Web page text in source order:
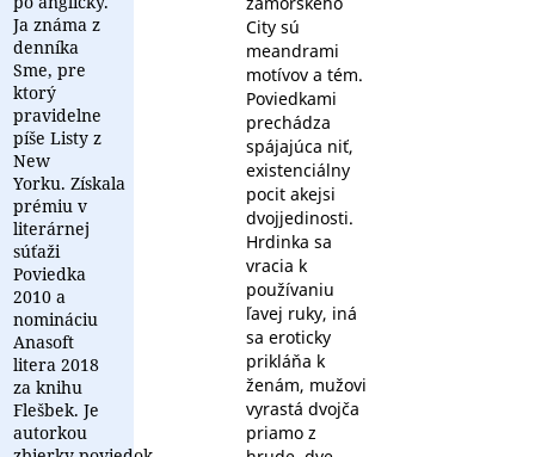
Ja známa z
denníka
Sme, pre
ktorý
pravidelne
píše Listy z
New
Yorku. Získala
prémiu v
literárnej
súťaži
Poviedka
2010 a
nomináciu
Anasoft
litera 2018
za knihu
Flešbek. Je
autorkou
City sú
meandrami
motívov a tém.
Poviedkami
prechádza
spájajúca niť,
existenciálny
pocit akejsi
dvojjedinosti.
Hrdinka sa
vracia k
používaniu
ľavej ruky, iná
sa eroticky
prikláňa k
ženám, mužovi
vyrastá dvojča
priamo z